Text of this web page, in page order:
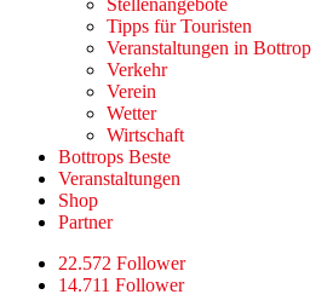
Stellenangebote
Tipps für Touristen
Veranstaltungen in Bottrop
Verkehr
Verein
Wetter
Wirtschaft
Bottrops Beste
Veranstaltungen
Shop
Partner
22.572 Follower
14.711 Follower